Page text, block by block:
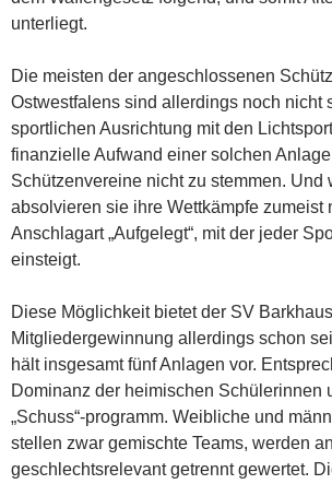
unterliegt.
Die meisten der angeschlossenen
Ostwestfalens sind allerdings noch nicht
sportlichen Ausrichtung mit den
finanzielle Aufwand einer solchen
Schützenvereine nicht zu stemmen. Und
absolvieren sie ihre Wettkämpfe zumeist
Anschlagart „Aufgelegt“, mit der jeder
einsteigt.
Diese Möglichkeit bietet der SV
Mitgliedergewinnung allerdings schon
hält insgesamt fünf Anlagen vor.
Dominanz der heimischen Schülerinnen
„Schuss“-programm. Weibliche und
stellen zwar gemischte Teams, werden
geschlechtsrelevant getrennt gewertet.